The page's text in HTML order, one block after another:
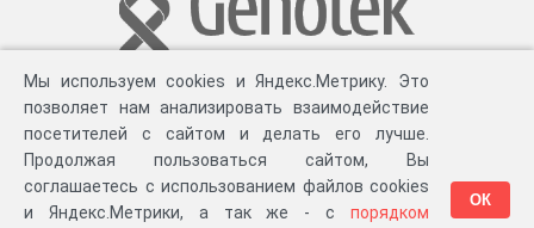
Мы используем cookies и Яндекс.Метрику. Это
позволяет нам анализировать взаимодействие
посетителей с сайтом и делать его лучше.
Продолжая пользоваться сайтом, Вы
соглашаетесь с использованием файлов cookies
и Яндекс.Метрики, а так же - с порядком
ОК